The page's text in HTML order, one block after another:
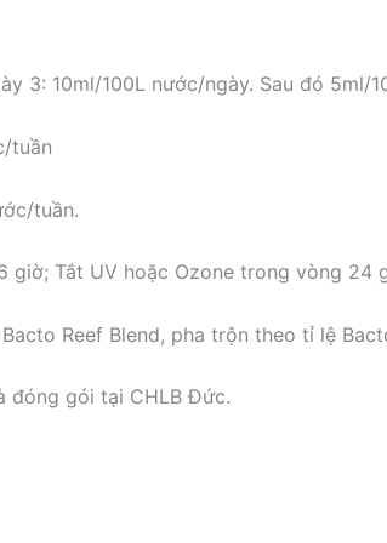
3: 10ml/100L nước/ngày. Sau đó 5ml/
tuần
tuần.
giờ; Tắt UV hoặc Ozone trong vòng 24
Reef Blend, pha trộn theo tỉ lệ
đóng gói tại CHLB Đức.